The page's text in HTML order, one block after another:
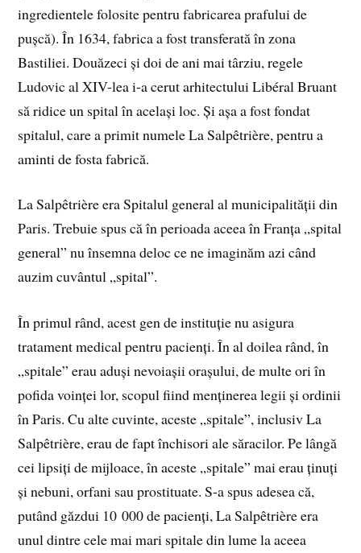
ingredientele folosite pentru fabricarea prafului de
pușcă). În 1634, fabrica a fost transferată în zona
Bastiliei. Douăzeci și doi de ani mai târziu, regele
Ludovic al XIV-lea i-a cerut arhitectului Libéral Bruant
să ridice un spital în același loc. Și așa a fost fondat
spitalul, care a primit numele La Salpêtrière, pentru a
aminti de fosta fabrică.
La Salpêtrière era Spitalul general al municipalității din
Paris. Trebuie spus că în perioada aceea în Franța „spital
general” nu însemna deloc ce ne imaginăm azi când
auzim cuvântul „spital”.
În primul rând, acest gen de instituție nu asigura
tratament medical pentru pacienți. În al doilea rând, în
„spitale” erau aduși nevoiașii orașului, de multe ori în
pofida voinței lor, scopul fiind menținerea legii și ordinii
în Paris. Cu alte cuvinte, aceste „spitale”, inclusiv La
Salpêtrière, erau de fapt închisori ale săracilor. Pe lângă
cei lipsiți de mijloace, în aceste „spitale” mai erau ținuți
și nebuni, orfani sau prostituate. S-a spus adesea că,
putând găzdui 10 000 de pacienți, La Salpêtrière era
unul dintre cele mai mari spitale din lume la aceea